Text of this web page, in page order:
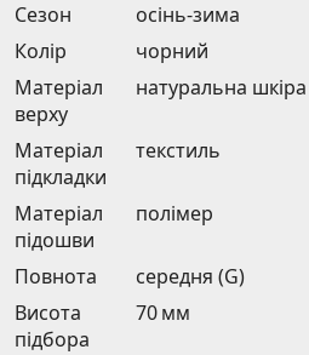
Сезон
осінь-зима
Колір
чорний
Матеріал
верху
натуральна шкіра
Матеріал
підкладки
текстиль
Матеріал
підошви
полімер
Повнота
середня (G)
Висота
підбора
70 мм